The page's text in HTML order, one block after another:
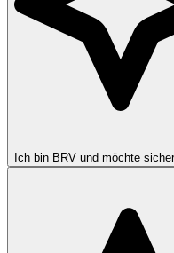
Ich bin BRV und möchte